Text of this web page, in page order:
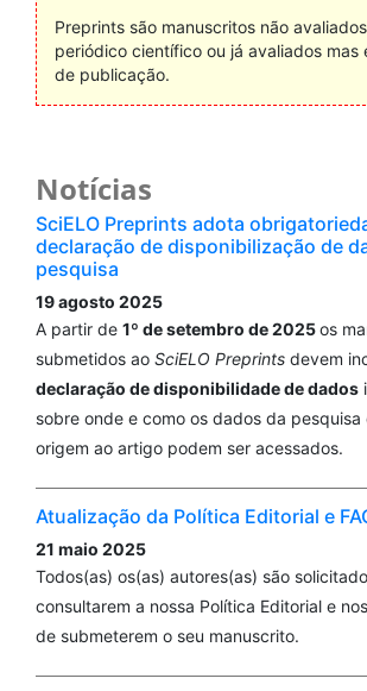
Preprints são manuscritos não
periódico científico ou já avaliados mas
de publicação.
Notícias
SciELO Preprints adota
declaração de disponibilização de
pesquisa
19 agosto 2025
A partir de 1º de setembro de 2025os
submetidos ao SciELO Preprints devem
declaração de disponibilidade de dados
sobre onde e como os dados da pesquisa
origem ao artigo podem ser acessados.
Atualização da Política Editorial e
21 maio 2025
Todos(as) os(as) autores(as) são
consultarem a nossa Política Editorial e
de submeterem o seu manuscrito.